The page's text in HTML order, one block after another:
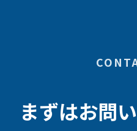
まずはお問